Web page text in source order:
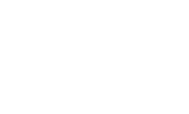
cuatro días en una ciudad de Latinoamérica, los
conferencia entregan el Premio Latinoamericano de
y de debatir con sus autores estrategias